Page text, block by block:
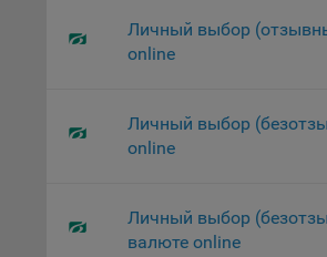
Личный выбор
online
Личный выбор
online
Личный выбор
валюте online